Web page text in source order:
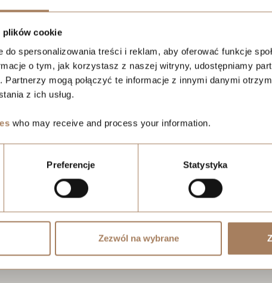
plików cookie
spersonalizowania treści i reklam, aby oferować funkcje
o tym, jak korzystasz z naszej witryny, udostępniamy
mogą połączyć te informacje z innymi danymi
z ich usług.
who may receive and process your information.
Preferencje Statystyka
Zezwól na wybrane